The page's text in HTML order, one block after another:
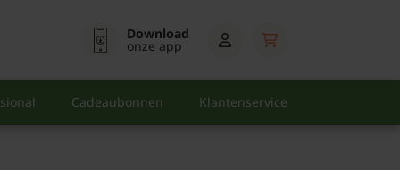
Download
onze app
Cadeaubonnen Klantenservice